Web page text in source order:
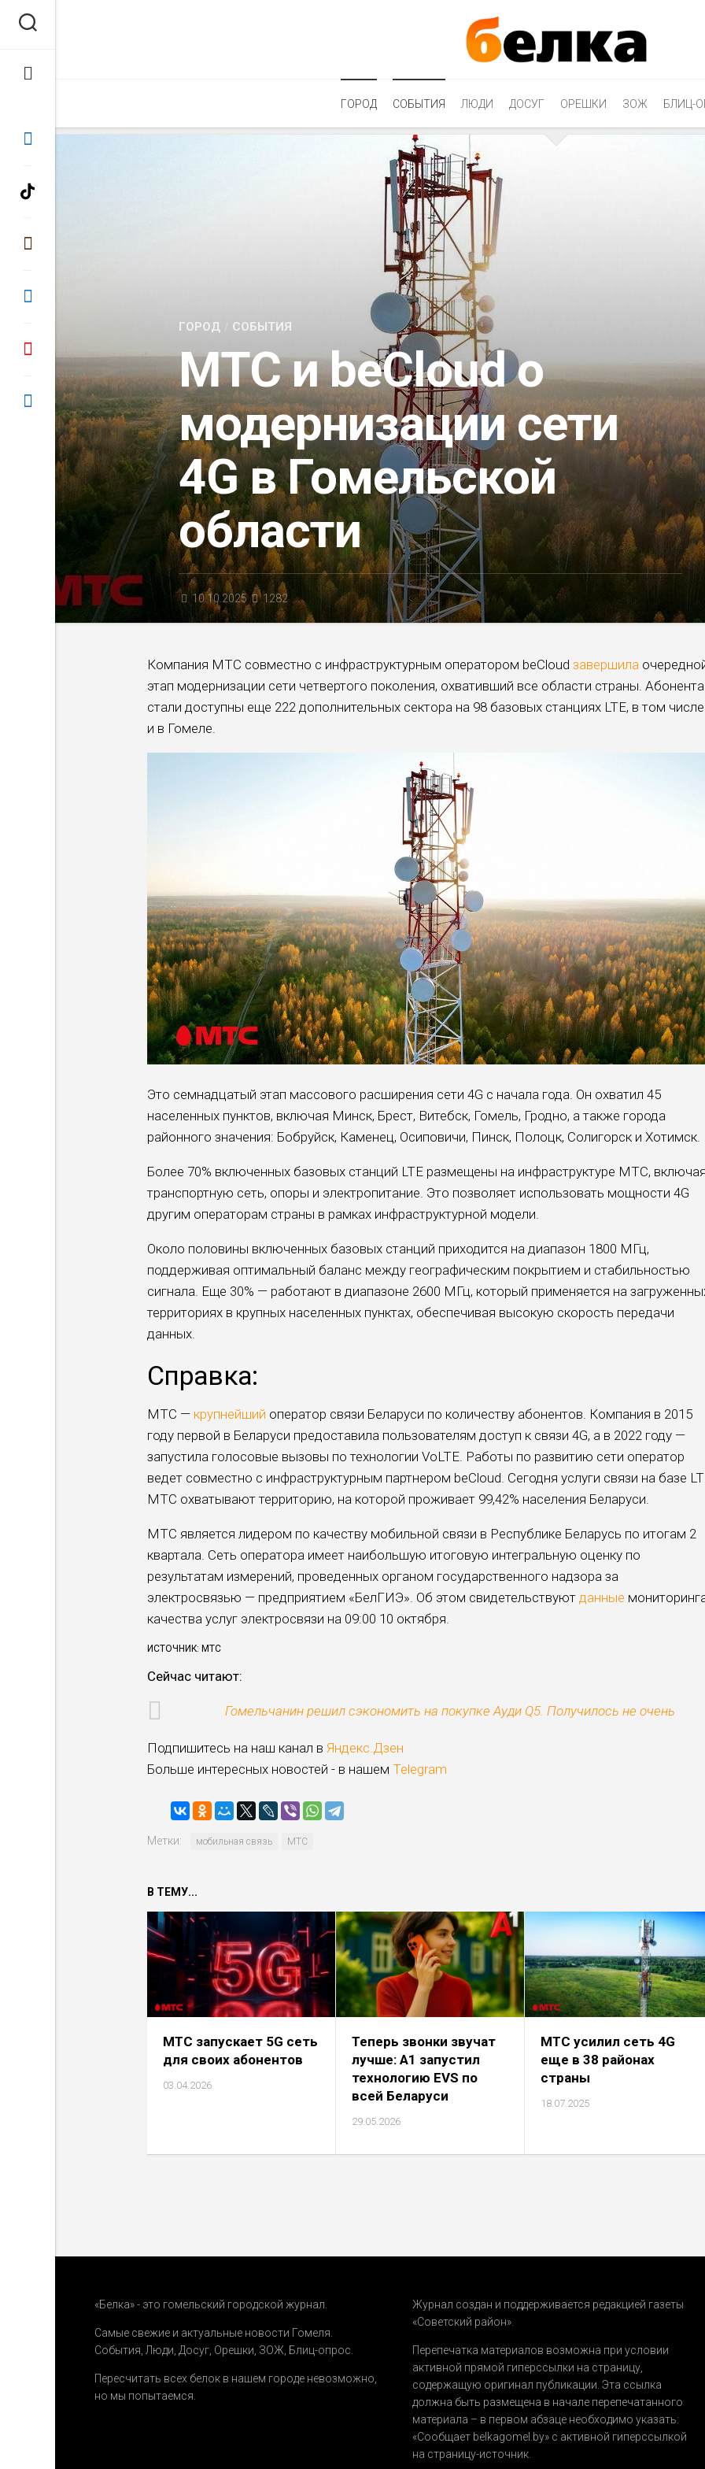
ГОРОД СОБЫТИЯ ЛЮДИ ДОСУГ ОРЕШКИ ЗОЖ БЛИЦ-
ГОРОД СОБЫТИЯ
МТС и beCloud о
модернизации сети
4G в Гомельской
области
10.10.2025 1282
Компания МТС совместно с инфраструктурным оператором beCloud завершила
этап модернизации сети четвертого поколения, охвативший все области страны.
стали доступны еще 222 дополнительных сектора на 98 базовых станциях LTE, в том числе
и в Гомеле.
Это семнадцатый этап массового расширения сети 4G с начала года. Он охватил 45
населенных пунктов, включая Минск, Брест, Витебск, Гомель, Гродно, а также города
районного значения: Бобруйск, Каменец, Осиповичи, Пинск, Полоцк, Солигорск и Хотимск.
Более 70% включенных базовых станций LTE размещены на инфраструктуре МТС,
транспортную сеть, опоры и электропитание. Это позволяет использовать мощности 4G
другим операторам страны в рамках инфраструктурной модели.
Около половины включенных базовых станций приходится на диапазон 1800 МГц,
поддерживая оптимальный баланс между географическим покрытием и стабильностью
сигнала. Еще 30% — работают в диапазоне 2600 МГц, который применяется на
территориях в крупных населенных пунктах, обеспечивая высокую скорость передачи
данных.
Справка:
МТС — крупнейший оператор связи Беларуси по количеству абонентов. Компания в 2015
году первой в Беларуси предоставила пользователям доступ к связи 4G, а в 2022 году —
запустила голосовые вызовы по технологии VoLTE. Работы по развитию сети оператор
ведет совместно с инфраструктурным партнером beCloud. Сегодня услуги связи на базе
МТС охватывают территорию, на которой проживает 99,42% населения Беларуси.
МТС является лидером по качеству мобильной связи в Республике Беларусь по итогам 2
квартала. Сеть оператора имеет наибольшую итоговую интегральную оценку по
результатам измерений, проведенных органом государственного надзора за
электросвязью — предприятием «БелГИЭ». Об этом свидетельствуют данные
качества услуг электросвязи на 09:00 10 октября.
ИСТОЧНИК: МТС
Сейчас читают:
Гомельчанин решил сэкономить на покупке Ауди Q5. Получилось не очень
Подпишитесь на наш канал в Яндекс.Дзен
Больше интересных новостей - в нашем Telegram
Метки: мобильная связь МТС
В ТЕМУ...
МТС запускает 5G сеть
для своих абонентов
03.04.2026
Теперь звонки звучат
лучше: А1 запустил
технологию EVS по
всей Беларуси
29.05.2026
МТС усилил сеть 4G
еще в 38 районах
страны
18.07.2025
«Белка» - это гомельский городской журнал.
Самые свежие и актуальные новости Гомеля.
События Люди Досуг Орешки ЗОЖ Блиц-опрос
Пересчитать всех белок в нашем городе невозможно,
но мы попытаемся.
Журнал создан и поддерживается редакцией газеты
«Советский район».
Перепечатка материалов возможна при условии
активной прямой гиперссылки на страницу,
содержащую оригинал публикации. Эта ссылка
должна быть размещена в начале перепечатанного
материала – в первом абзаце необходимо указать:
«Сообщает belkagomel.by»с активной гиперссылкой
на страницу-источник.